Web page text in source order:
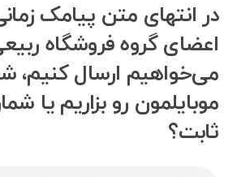
در انتهای متن پیامک
اعضای گروه فروشگاه
می‌خواهیم ارسال کنیم،
موبایلمون رو بزاریم یا
ثابت؟